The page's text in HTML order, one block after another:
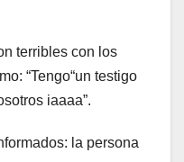
terribles con los
“Tengo“un testigo
iaaaa”.
la persona